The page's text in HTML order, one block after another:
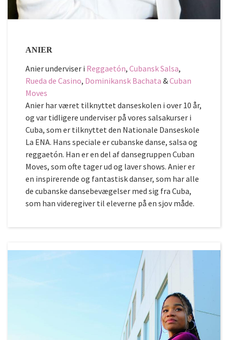
ANIER
Anier underviser i Reggaetón, Cubansk Salsa,
Rueda de Casino, Dominikansk Bachata &Cuban
Moves
Anier har været tilknyttet danseskolen i over 10 år,
og var tidligere underviser på vores salsakurser i
Cuba, som er tilknyttet den Nationale Danseskole
La ENA. Hans speciale er cubanske danse, salsa og
reggaetón. Han er en del af dansegruppen Cuban
Moves, som ofte tager ud og laver shows. Anier er
en inspirerende og fantastisk danser, som har alle
de cubanske dansebevægelser med sig fra Cuba,
som han videregiver til eleverne på en sjov måde.